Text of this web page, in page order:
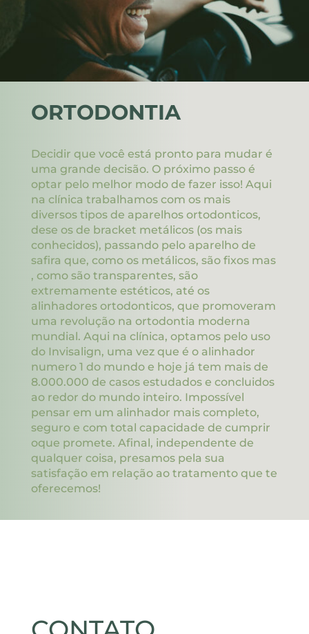
ORTODONTIA
Decidir que você está pronto para mudar é
uma grande decisão. O próximo passo é
optar pelo melhor modo de fazer isso! Aqui
na clínica trabalhamos com os mais
diversos tipos de aparelhos ortodonticos,
dese os de bracket metálicos (os mais
conhecidos), passando pelo aparelho de
safira que, como os metálicos, são fixos mas
, como são transparentes, são
extremamente estéticos, até os
alinhadores ortodonticos, que promoveram
uma revolução na ortodontia moderna
mundial. Aqui na clínica, optamos pelo uso
do Invisalign, uma vez que é o alinhador
numero 1 do mundo e hoje já tem mais de
8.000.000 de casos estudados e concluidos
ao redor do mundo inteiro. Impossível
pensar em um alinhador mais completo,
seguro e com total capacidade de cumprir
oque promete. Afinal, independente de
qualquer coisa, presamos pela sua
satisfação em relação ao tratamento que te
oferecemos!